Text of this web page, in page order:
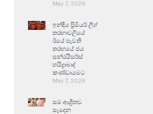
May 7, 2026
ඉන්දීය ප්‍රිමියර් ලීග්
තරඟාවලියේ
ඊයේ පැවති
තරඟයේ ජය
සන්රයිසර්ස්
හයිද්‍රාබාද්
කණ්ඩායමට
May 7, 2026
සම ආශ්‍රිතව
සෑදෙන